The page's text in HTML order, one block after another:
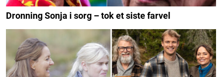
Dronning Sonja i sorg – tok et siste farvel